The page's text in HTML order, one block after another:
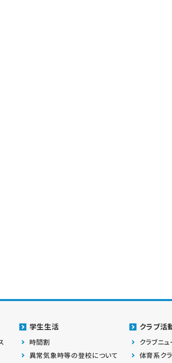
学生生活
時間割
異常気象時等の登校について
クラブ活
クラブニュ
体育系ク